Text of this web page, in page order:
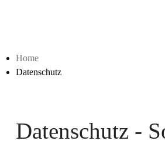
Home
Datenschutz
Datenschutz -